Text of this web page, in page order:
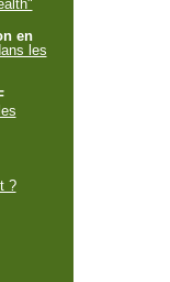
en
les
?